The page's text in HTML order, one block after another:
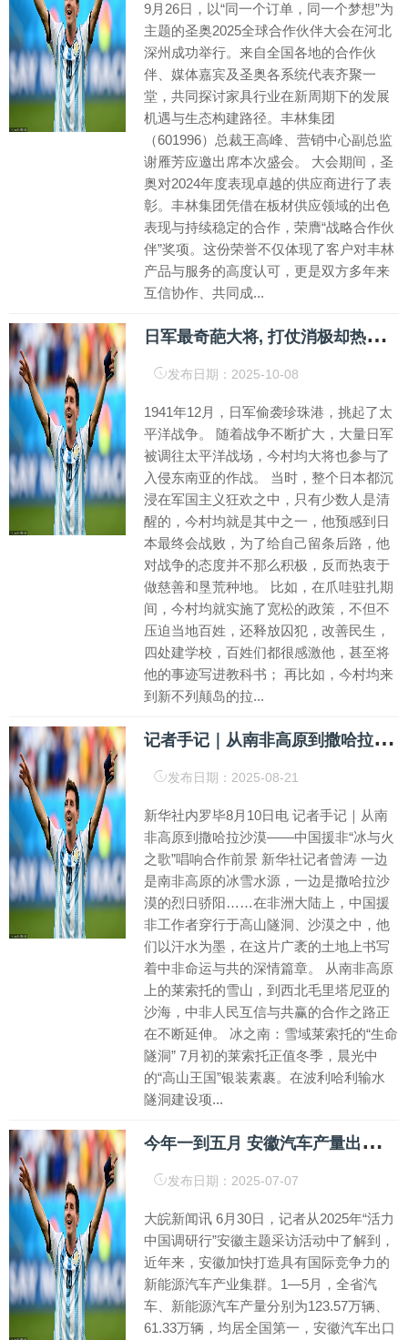
9月26日，以“同一个订单，同一个梦想”为
主题的圣奥2025全球合作伙伴大会在河北
深州成功举行。来自全国各地的合作伙
伴、媒体嘉宾及圣奥各系统代表齐聚一
堂，共同探讨家具行业在新周期下的发展
机遇与生态构建路径。丰林集团
（601996）总裁王高峰、营销中心副总监
谢雁芳应邀出席本次盛会。 大会期间，圣
奥对2024年度表现卓越的供应商进行了表
彰。丰林集团凭借在板材供应领域的出色
表现与持续稳定的合作，荣膺“战略合作伙
伴”奖项。这份荣誉不仅体现了客户对丰林
产品与服务的高度认可，更是双方多年来
互信协作、共同成...
日
军最奇葩大将, 打仗消极却热衷种地, 带领14万大军向三千人投降
发布日期：2025-10-08
1941年12月，日军偷袭珍珠港，挑起了太
平洋战争。 随着战争不断扩大，大量日军
被调往太平洋战场，今村均大将也参与了
入侵东南亚的作战。 当时，整个日本都沉
浸在军国主义狂欢之中，只有少数人是清
醒的，今村均就是其中之一，他预感到日
本最终会战败，为了给自己留条后路，他
对战争的态度并不那么积极，反而热衷于
做慈善和垦荒种地。 比如，在爪哇驻扎期
间，今村均就实施了宽松的政策，不但不
压迫当地百姓，还释放囚犯，改善民生，
四处建学校，百姓们都很感激他，甚至将
他的事迹写进教科书； 再比如，今村均来
到新不列颠岛的拉...
记
者手记｜从南非高原到撒哈拉沙漠——中国援非“冰与火之歌”唱响合作前景_大皖新闻 | 安徽网
发布日期：2025-08-21
新华社内罗毕8月10日电 记者手记｜从南
非高原到撒哈拉沙漠——中国援非“冰与火
之歌”唱响合作前景 新华社记者曾涛 一边
是南非高原的冰雪水源，一边是撒哈拉沙
漠的烈日骄阳……在非洲大陆上，中国援
非工作者穿行于高山隧洞、沙漠之中，他
们以汗水为墨，在这片广袤的土地上书写
着中非命运与共的深情篇章。 从南非高原
上的莱索托的雪山，到西北毛里塔尼亚的
沙海，中非人民互信与共赢的合作之路正
在不断延伸。 冰之南：雪域莱索托的“生命
隧洞” 7月初的莱索托正值冬季，晨光中
的“高山王国”银装素裹。在波利哈利输水
隧洞建设项...
今
年一到五月 安徽汽车产量出口量双居全国第一_大皖新闻 | 安徽网
发布日期：2025-07-07
大皖新闻讯 6月30日，记者从2025年“活力
中国调研行”安徽主题采访活动中了解到，
近年来，安徽加快打造具有国际竞争力的
新能源汽车产业集群。1—5月，全省汽
车、新能源汽车产量分别为123.57万辆、
61.33万辆，均居全国第一，安徽汽车出口